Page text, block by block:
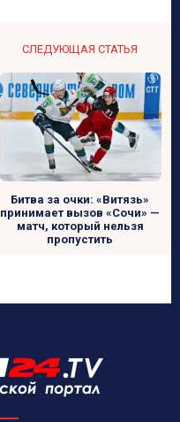
СЛЕДУЮЩАЯ СТАТЬЯ
Битва за очки: «Витязь»
принимает вызов «Сочи» —
матч, который нельзя
пропустить